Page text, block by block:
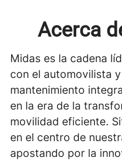
Acerca
Midas es la cadena
con el automovilista
mantenimiento
en la era de la
movilidad eficiente.
en el centro de
apostando por la